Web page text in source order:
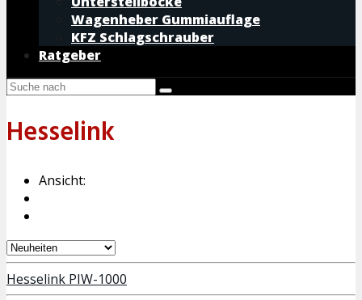
Wagenheber Gummiauflage
KFZ Schlagschrauber
Ratgeber
Hesselink
Ansicht:
Hesselink PIW-1000